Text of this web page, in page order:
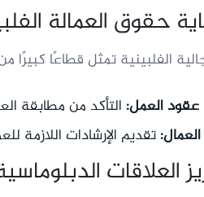
الفلبينية تمثل قطاعًا
عقود العمل: التأكد من مطابقة
تقديم الإرشادات اللازمة